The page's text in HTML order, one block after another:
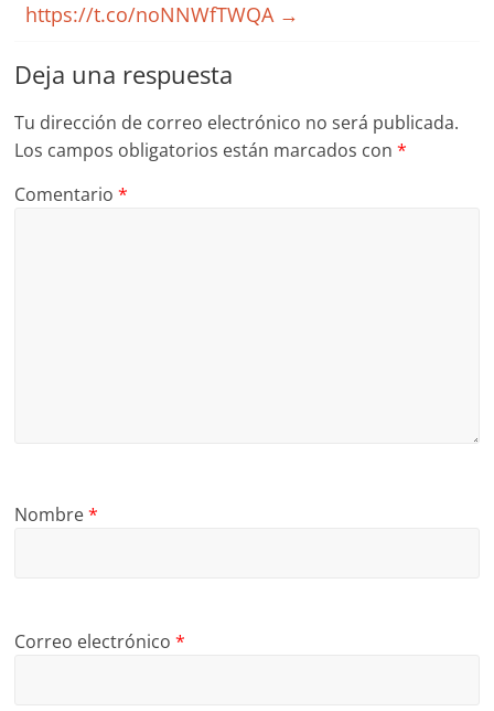
https://t.co/noNNWfTWQA →
Deja una respuesta
Tu dirección de correo electrónico no será publicada.
Los campos obligatorios están marcados con*
Comentario*
Nombre*
Correo electrónico*